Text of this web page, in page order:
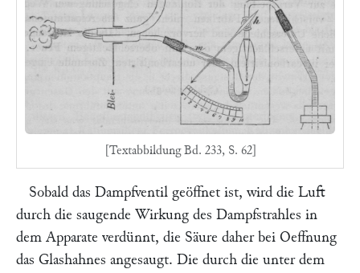
[Textabbildung Bd. 233, S. 62]
Sobald das Dampfventil geöffnet ist, wird die Luft
durch die saugende Wirkung des Dampfstrahles in
dem Apparate verdünnt, die Säure daher bei Oeffnung
das Glashahnes angesaugt. Die durch die unter dem